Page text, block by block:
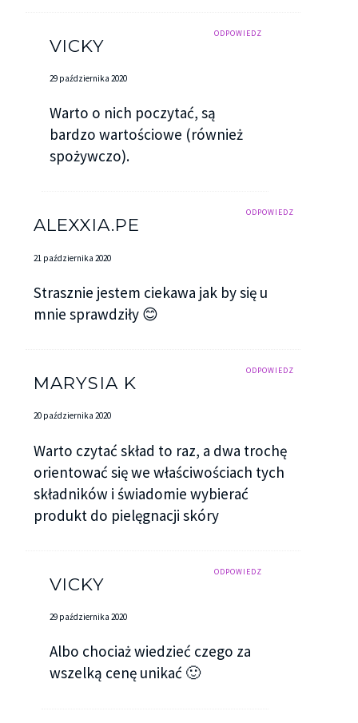
ODPOWIEDZ
VICKY
29 października 2020
Warto o nich poczytać, są
bardzo wartościowe (również
spożywczo).
ODPOWIEDZ
ALEXXIA.PE
21 października 2020
Strasznie jestem ciekawa jak by się u
mnie sprawdziły 😊
ODPOWIEDZ
MARYSIA K
20 października 2020
Warto czytać skład to raz, a dwa trochę
orientować się we właściwościach tych
składników i świadomie wybierać
produkt do pielęgnacji skóry
ODPOWIEDZ
VICKY
29 października 2020
Albo chociaż wiedzieć czego za
wszelką cenę unikać 🙂